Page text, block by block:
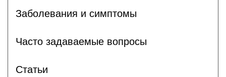
Заболевания и симптомы
Часто задаваемые вопросы
Статьи